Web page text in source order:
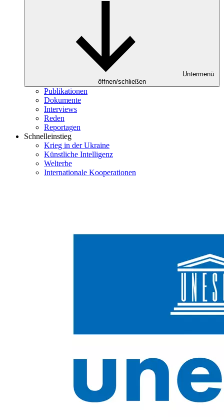
Untermenü
öffnen/schließen
Publikationen
Dokumente
Interviews
Reden
Reportagen
Schnelleinstieg
Krieg in der Ukraine
Künstliche Intelligenz
Welterbe
Internationale Kooperationen